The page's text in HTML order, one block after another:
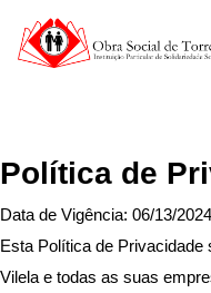
Política de
Data de Vigência: 06/13/2024
Esta Política de Privacidade
Vilela e todas as suas